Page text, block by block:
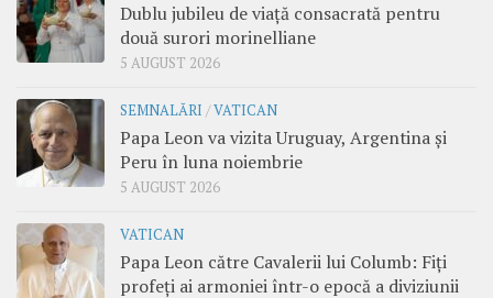
Dublu jubileu de viață consacrată pentru
două surori morinelliane
5 AUGUST 2026
SEMNALĂRI /VATICAN
Papa Leon va vizita Uruguay, Argentina și
Peru în luna noiembrie
5 AUGUST 2026
VATICAN
Papa Leon către Cavalerii lui Columb: Fiți
profeți ai armoniei într-o epocă a diviziunii